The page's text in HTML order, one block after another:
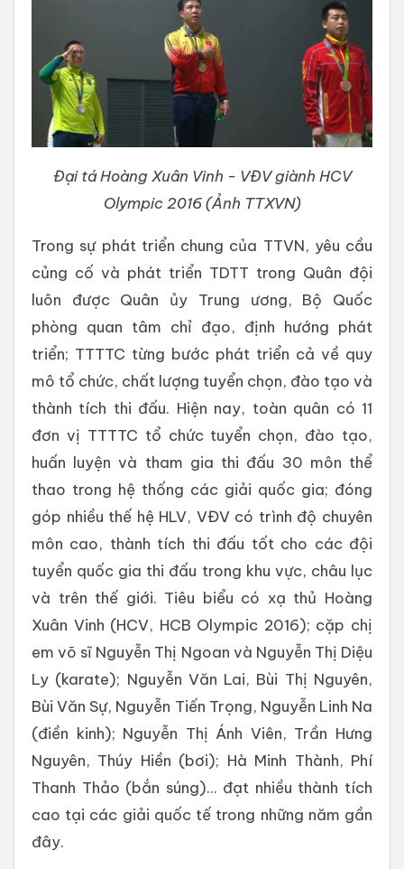
Đại tá Hoàng Xuân Vinh - VĐV giành HCV
Olympic 2016 (Ảnh TTXVN)
Trong sự phát triển chung của TTVN, yêu cầu
củng cố và phát triển TDTT trong Quân đội
luôn được Quân ủy Trung ương, Bộ Quốc
phòng quan tâm chỉ đạo, định hướng phát
triển; TTTTC từng bước phát triển cả về quy
mô tổ chức, chất lượng tuyển chọn, đào tạo và
thành tích thi đấu. Hiện nay, toàn quân có 11
đơn vị TTTTC tổ chức tuyển chọn, đào tạo,
huấn luyện và tham gia thi đấu 30 môn thể
thao trong hệ thống các giải quốc gia; đóng
góp nhiều thế hệ HLV, VĐV có trình độ chuyên
môn cao, thành tích thi đấu tốt cho các đội
tuyển quốc gia thi đấu trong khu vực, châu lục
và trên thế giới. Tiêu biểu có xạ thủ Hoàng
Xuân Vinh (HCV, HCB Olympic 2016); cặp chị
em võ sĩ Nguyễn Thị Ngoan và Nguyễn Thị Diệu
Ly (karate); Nguyễn Văn Lai, Bùi Thị Nguyên,
Bùi Văn Sự, Nguyễn Tiến Trọng, Nguyễn Linh Na
(điền kinh); Nguyễn Thị Ánh Viên, Trần Hưng
Nguyên, Thúy Hiền (bơi); Hà Minh Thành, Phí
Thanh Thảo (bắn súng)... đạt nhiều thành tích
cao tại các giải quốc tế trong những năm gần
đây.